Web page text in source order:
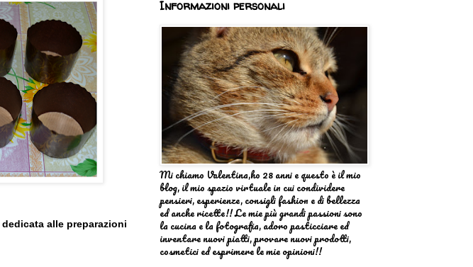
dedicata alle preparazioni
Informazioni personali
Mi chiamo Valentina,ho 28 anni e questo è il mio
blog, il mio spazio virtuale in cui condividere
pensieri, esperienze, consigli fashion e di bellezza
ed anche ricette!! Le mie più grandi passioni sono
la cucina e la fotografia, adoro pasticciare ed
inventare nuovi piatti, provare nuovi prodotti,
cosmetici ed esprimere le mie opinioni!!